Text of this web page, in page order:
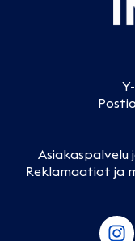
Asiakaspalvelu
Reklamaatiot ja